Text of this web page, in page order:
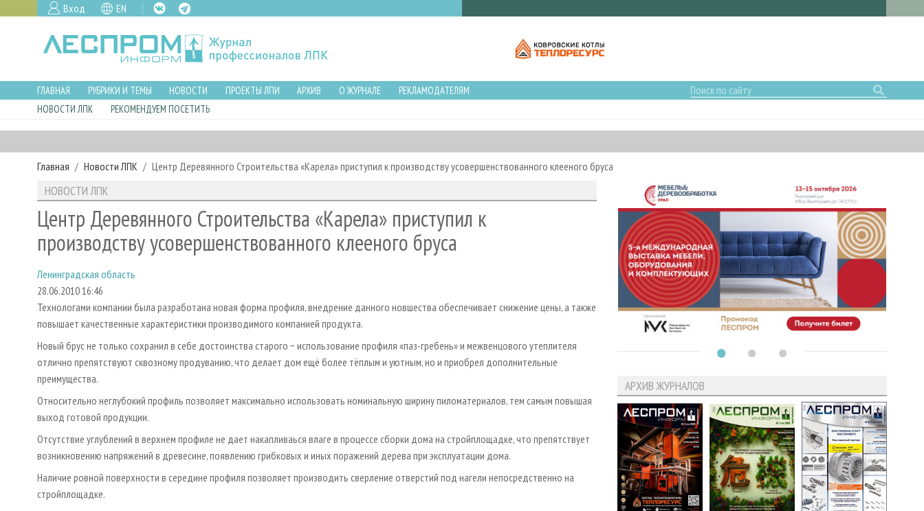
Вход EN
ГЛАВНАЯ РУБРИКИ И ТЕМЫ НОВОСТИ ПРОЕКТЫ ЛПИ АРХИВ О ЖУРНАЛЕ
РЕКЛАМОДАТЕЛЯМ
НОВОСТИ ЛПК
РЕКОМЕНДУЕМ ПОСЕТИТЬ
Главная Новости ЛПК Центр Деревянного Строительства «Карела» приступил к производству усовершенствованного клееного бруса
НОВОСТИ ЛПК
Центр Деревянного Строительства «Карела» приступил к
производству усовершенствованного клееного бруса
Ленинградская область
28.06.2010 16:46
Технологами компании была разработана новая форма профиля, внедрение данного новшества обеспечивает снижение цены, а также
повышает качественные характеристики производимого компанией продукта.
Новый брус не только сохранил в себе достоинства старого − использование профиля «паз-гребень» и межвенцового утеплителя
отлично препятствуют сквозному продуванию, что делает дом ещё более тёплым и уютным, но и приобрел дополнительные
преимущества.
Относительно неглубокий профиль позволяет максимально использовать номинальную ширину пиломатериалов, тем самым повышая
выход готовой продукции.
Отсутствие углублений в верхнем профиле не дает накапливаься влаге в процессе сборки дома на стройплощадке, что препятствует
возникновению напряжений в древесине, появлению грибковых и иных поражений дерева при эксплуатации дома.
Наличие ровной поверхности в середине профиля позволяет производить сверление отверстий под нагели непосредственно на
стройплощадке.
АРХИВ ЖУРНАЛОВ